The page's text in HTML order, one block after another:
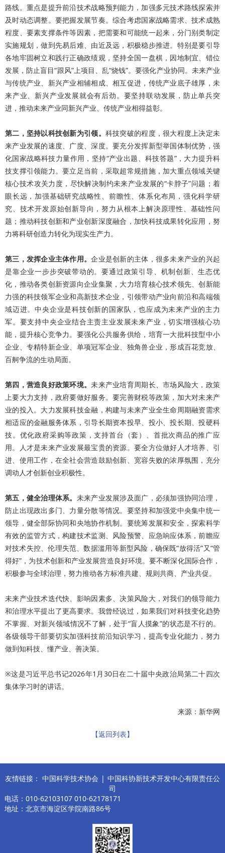
路线。重点是提升前沿技术战略预判能力，加强多元技术路线探索并
及时动态调整。要把握发展节奏。综合考虑国家战略需求、技术成熟
程度、要素支撑条件等因素，把需要和可能统一起来，分门别类制定
实施规划，做到先易后难、由近及远，积极稳步推进。特别是要引导
各地牢固树立和践行正确政绩观，坚持全国一盘棋，因地制宜、错位
发展，防止盲目“跟风”上项目、乱“烧钱”。要强化产业协同。未来产业
与传统产业、新兴产业相辅相成、相互促进，传统产业底子雄厚，未
来产业、新兴产业发展就会有后劲。要坚持联动发展，防止单兵突
进，推动未来产业同新兴产业、传统产业相得益彰。
第二，坚持以科技创新为引领。 科技突破的程度，很大程度上决定未
来产业发展的速度、广度、深度。要充分发挥新型举国体制优势，强
化国家战略科技力量作用，坚持“产业出题、科技答题”，大力提升科
技支撑引领能力。要立足当前，采取超常规措施，加大重点领域关键
核心技术攻关力度，尽快解决制约未来产业发展的“卡脖子”问题；着
眼长远，加强基础研究战略性、前瞻性、体系化布局，强化科学研
究、技术开发原始创新导向，努力从根本上解决原理性、基础性问
题；推动科技创新和产业创新深度融合，加快科技成果转化应用，努
力将科研创造力转化为现实生产力。
第三，发挥企业主体作用。企业是创新的主体，很多未来产业的兴起
是靠企业一步步突破带动的。要通过政策引导、机制创新、生态优
化，推动各类创新资源向企业集聚，大力培育核心技术领先、创新能
力强的科技领军企业和高新技术企业，引领带动产业向前沿和高端领
域迈进。中央企业是科技创新的国家队，也应成为未来产业的主力
军。要支持中央企业结合主责主业发展未来产业，切实增强核心功
能，提升核心竞争力。要强化公共服务供给，培育一大批科技型中小
企业、专精特新企业、单项冠军企业、独角兽企业，形成百花竞放、
百舸争流的生动局面。
第四，营造良好政策环境。未来产业培育周期长、市场风险大，政策
上要大力支持，政府要做好服务。要完善财税等政策，加大对未来产
业的投入。大力发展科技金融，构建与未来产业全生命周期融资需求
相适应的金融服务体系，引导长期资本投早、投小、投长期、投硬科
技。优化政府采购等政策，支持首台（套）、首批次商品的推广应
用。人才是未来产业发展最宝贵的资源。要全方位做好人才培养、引
进、使用工作，在全社会营造鼓励创新、宽容失败的浓厚氛围，充分
调动人才创新创业积极性。
第五，健全治理体系。 未来产业发展涉及面广，必须加强协同治理，
防止出现政出多门、力量分散等情况。要坚持和加强党中央集中统一
领导，健全部际协同和央地协作机制。要统筹发展和安全，探索科学
有效的监管方式，构建技术监测、风险预警、应急响应体系，前瞻应
对技术失控、伦理失范、数据滥用等新型风险，确保既“放得活”又“管
得好”，为技术创新和产业发展营造良好环境。要不断深化国际合作，
积极参与全球治理，努力推动各方标准共建、规则共商、产业共促。
未来产业技术迭代快、影响因素多、决策风险大，对我们的领导能力
和治理水平提出了更高要求。我曾经说过，如果我们对科技变化趋势
不掌握、对新兴领域情况不了解，处于“盲人摸象”的状态是不行的。
各级领导干部要切实加强科技前沿知识学习，提高专业化能力，努力
做到知科技、懂产业、善决策。
※这是习近平总书记2026年1月30日在二十届中央政治局第二十四次
集体学习时的讲话。
来源：新华网
【返回列表】
友情链接： 中国科学技术协会 | 中国科协新技术开发中心有限责任公
司
电话：010-62103107 010-62178171
地址：北京市海淀区学院南路86号